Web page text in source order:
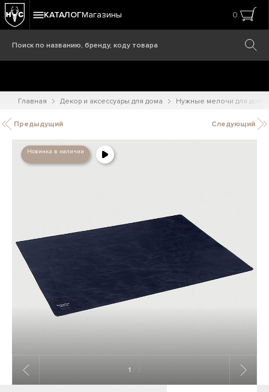
КАТАЛОГМагазины 0
Главная Декор и аксессуары для дома Нужные мелочи для дома
Предыдущий Следующий
Новинка в наличии
1